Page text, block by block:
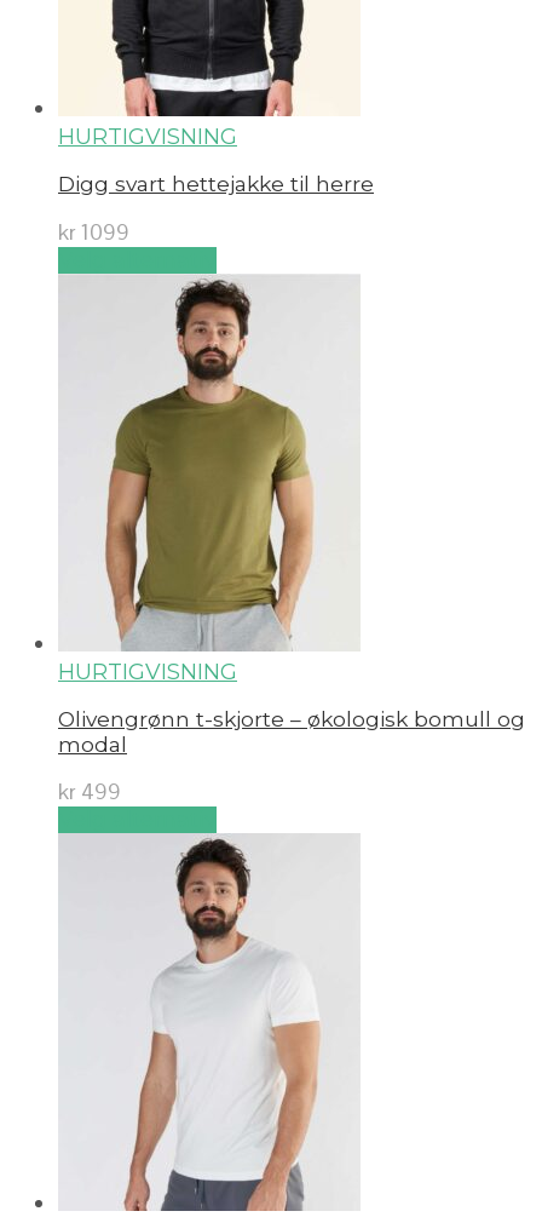
HURTIGVISNING
Digg svart hettejakke til herre
kr 1099
HURTIGVISNING
Olivengrønn t-skjorte – økologisk bomull og
modal
kr 499